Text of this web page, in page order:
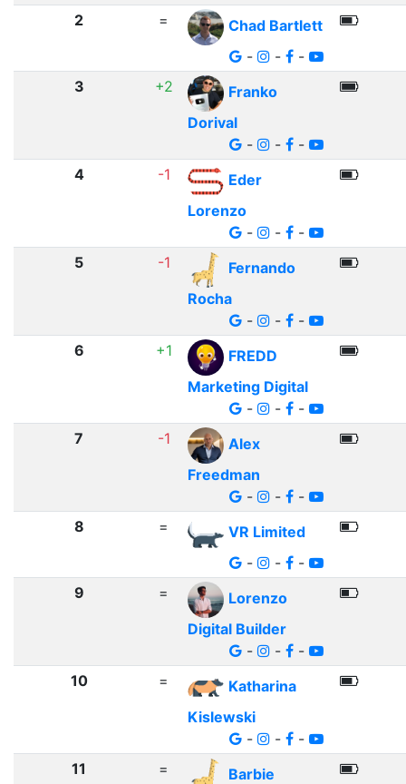
2
=
Chad Bartlett
-
-
-
3
+2
Franko
Dorival
-
-
-
4
-1
Eder
Lorenzo
-
-
-
5
-1
Fernando
Rocha
-
-
-
6
+1
FREDD
Marketing Digital
-
-
-
7
-1
Alex
Freedman
-
-
-
8
=
VR Limited
-
-
-
9
=
Lorenzo
Digital Builder
-
-
-
10
=
Katharina
Kislewski
-
-
-
11
= Barbie